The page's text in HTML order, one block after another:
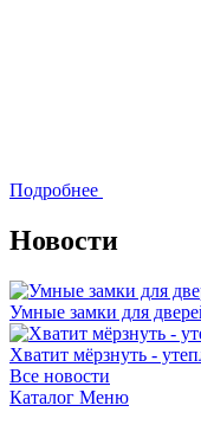
Подробнее
Новости
Умные замки для
Хватит мёрзнуть -
Все новости
Каталог Меню